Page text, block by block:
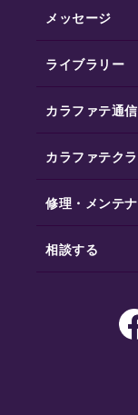
メッセージ
ライブラリー
カラファテ通信
カラファテク
修理・メンテ
相談する